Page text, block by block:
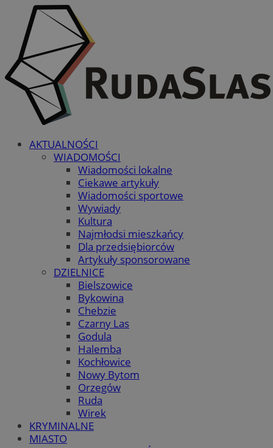
AKTUALNOŚCI
WIADOMOŚCI
Wiadomości lokalne
Ciekawe artykuły
Wiadomości sportowe
Wywiady
Kultura
Najmłodsi mieszkańcy
Dla przedsiębiorców
Artykuły sponsorowane
DZIELNICE
Bielszowice
Bykowina
Chebzie
Czarny Las
Godula
Halemba
Kochłowice
Nowy Bytom
Orzegów
Ruda
Wirek
KRYMINALNE
MIASTO